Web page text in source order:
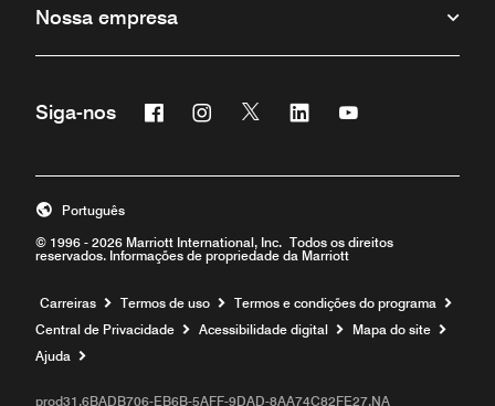
Nossa empresa
Siga-nos FacebookInstagram
Twitter Linkedin
© 1996 - 2026 Marriott International, Inc. Todos os direitos
reservados. Informações de propriedade da Marriott
Português
Carreiras Termos de uso
Termos e condições do programa
Central de Privacidade
Acessibilidade digital
Mapa do site
Ajuda
prod31,6BADB706-EB6B-5AFF-9DAD-8AA74C82FE27,NA